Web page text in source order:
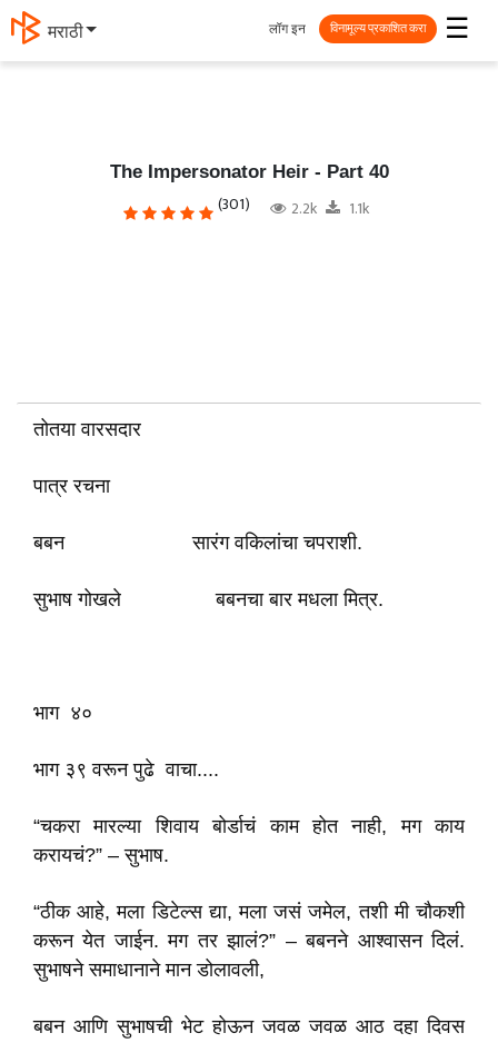
தமிழ் ☰
लॉग इन विनामूल्य प्रकाशित करा
The Impersonator Heir - Part 40
(301) 2.2k 1.1k
तोतया वारसदार
पात्र रचना
बबन सारंग वकिलांचा चपराशी.
सुभाष गोखले बबनचा बार मधला मित्र.
भाग ४०
भाग ३९ वरून पुढे वाचा....
“चकरा मारल्या शिवाय बोर्डाचं काम होत नाही, मग काय
करायचं?” – सुभाष.
“ठीक आहे, मला डिटेल्स द्या, मला जसं जमेल, तशी मी चौकशी
करून येत जाईन. मग तर झालं?” – बबनने आश्वासन दिलं.
सुभाषने समाधानाने मान डोलावली,
बबन आणि सुभाषची भेट होऊन जवळ जवळ आठ दहा दिवस